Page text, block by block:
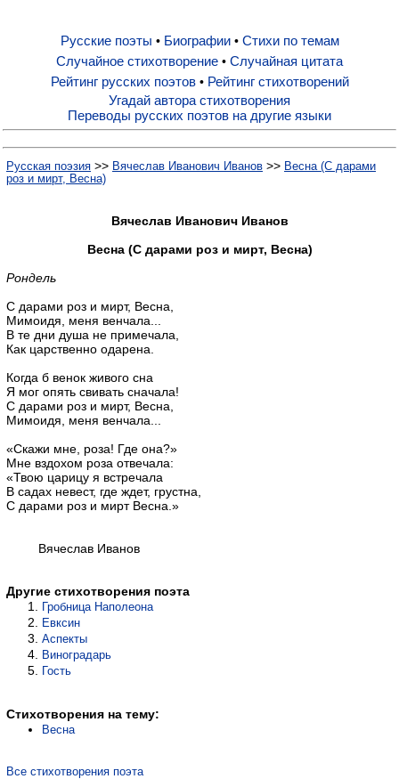
Русские поэты
Биографии
Стихи по темам
Случайная цитата
Рейтинг русских поэтов
Русские поэты • Биографии• Стихи по темам
Случайное стихотворение • Случайная цитата
Рейтинг русских поэтов• Рейтинг стихотворений
Угадай автора стихотворения
Переводы русских поэтов на другие языки
Русская поэзия >> Вячеслав Иванович Иванов >> Весна (С дарами
роз и мирт, Весна)
Вячеслав Иванович Иванов
Весна (С дарами роз и мирт, Весна)
Рондель
С дарами роз и мирт, Весна,
Мимоидя, меня венчала...
В те дни душа не примечала,
Как царственно одарена.
Когда б венок живого сна
Я мог опять свивать сначала!
С дарами роз и мирт, Весна,
Мимоидя, меня венчала...
«Скажи мне, роза! Где она?»
Мне вздохом роза отвечала:
«Твою царицу я встречала
В садах невест, где ждет, грустна,
С дарами роз и мирт Весна.»
Вячеслав Иванов
Другие стихотворения поэта
Гробница Наполеона
Евксин
Аспекты
Виноградарь
Гость
Стихотворения на тему:
Весна
Все стихотворения поэта